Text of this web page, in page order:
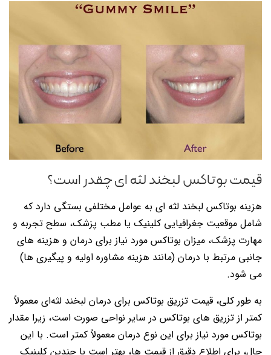
قیمت بوتاکس لبخند لثه ای چقدر است؟
هزینه بوتاکس لبخند لثه ای به عوامل مختلفی بستگی دارد که
شامل موقعیت جغرافیایی کلینیک یا مطب پزشک، سطح تجربه و
مهارت پزشک، میزان بوتاکس مورد نیاز برای درمان و هزینه های
جانبی مرتبط با درمان (مانند هزینه مشاوره اولیه و پیگیری ها)
می شود.
به طور کلی، قیمت تزریق بوتاکس برای درمان لبخند لثه‌ای معمولاً
کمتر از تزریق های بوتاکس در سایر نواحی صورت است، زیرا مقدار
بوتاکس مورد نیاز برای این نوع درمان معمولاً کمتر است. با این
حال، برای اطلاع دقیق از قیمت ها، بهتر است با چندین کلینیک